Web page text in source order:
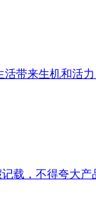
带来生机和活
载，不得夸大产